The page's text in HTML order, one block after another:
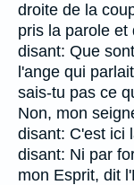
droite de la
pris la parole et
disant: Que
l'ange qui
sais-tu pas ce
Non, mon
disant: C'est ici
disant: Ni par
mon Esprit, dit